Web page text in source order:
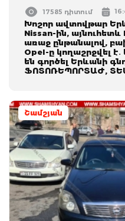
17585 դիտում
Խոշոր ավտովթար
Nissan-ին, այնուհետև
առաջ ընթանալով,
Opel-ը կողաշրջվել
են գործել Երևանի
ՖՈՏՈՌԵՊՈՐՏԱԺ,
Շամշյան